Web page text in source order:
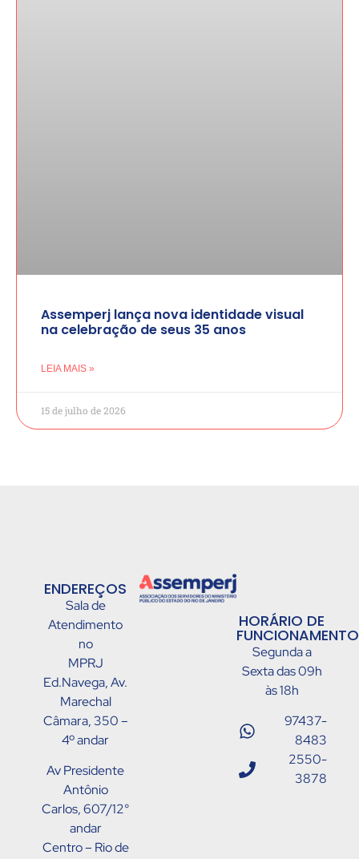
Assemperj lança nova identidade visual
na celebração de seus 35 anos
LEIA MAIS »
15 de julho de 2026
ENDEREÇOS
Sala de
Atendimento
no
MPRJ
Ed.Navega, Av.
Marechal
Câmara, 350 –
4º andar
Av Presidente
Antônio
Carlos, 607/12°
andar
Centro – Rio de
HORÁRIO DE
Segunda a
Sexta das 09h
às 18h
97437-
8483
2550-
3878